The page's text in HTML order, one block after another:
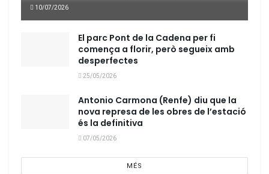
10/07/2026
El parc Pont de la Cadena per fi
comença a florir, però segueix amb
desperfectes
25/05/2026
Antonio Carmona (Renfe) diu que la
nova represa de les obres de l’estació
és la definitiva
07/05/2026
MÉS